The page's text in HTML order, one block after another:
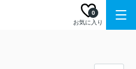
お気に入り
0